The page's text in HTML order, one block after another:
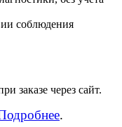
соблюдения
заказе через сайт.
.